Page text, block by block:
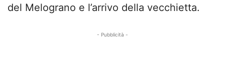
del Melograno e l’arrivo della vecchietta.
- Pubblicità -